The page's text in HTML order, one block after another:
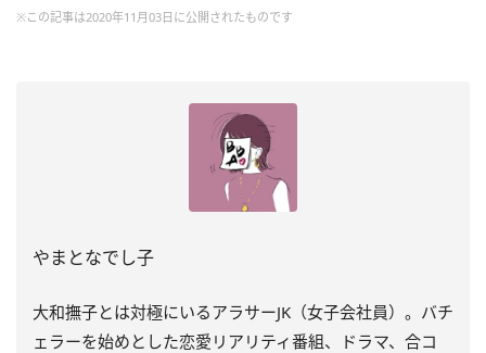
※この記事は2020年11月03日に公開されたものです
やまとなでし子
大和撫子とは対極にいるアラサーJK（女子会社員）。バチ
ェラーを始めとした恋愛リアリティ番組、ドラマ、合コ